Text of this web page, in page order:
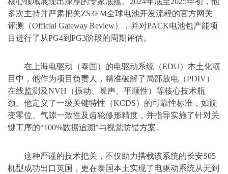
多次主持并严肃把关ZS3EM全球电池开发流程的官方网关
评测（Official Gateway Review），并对PACK电池包产能项
目进行了从PG4到PG3阶段的周期评估。
在上海电驱动（泰国）的电驱动系统（EDU）本土化项
目中，他作为项目负责人，精准破解了局部放电（PDIV）
在线监测及NVH（振动、噪声、平顺性）等核心技术瓶
颈。他定义了一级关键特性（KCDS）的可靠性标准，如旋
变零位、气隙一致性及齿轮修形精度，并指导实施了针对关
键工序的“100%数据追溯”与视觉防错方案。
这种严谨的技术把关，不仅助力搭载该系统的长安S05
机型成功出口英国，更在泰国本土实现了电驱动系统从无到